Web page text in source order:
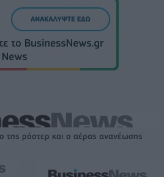
της ρόστερ και ο αέρας ανανέωσης